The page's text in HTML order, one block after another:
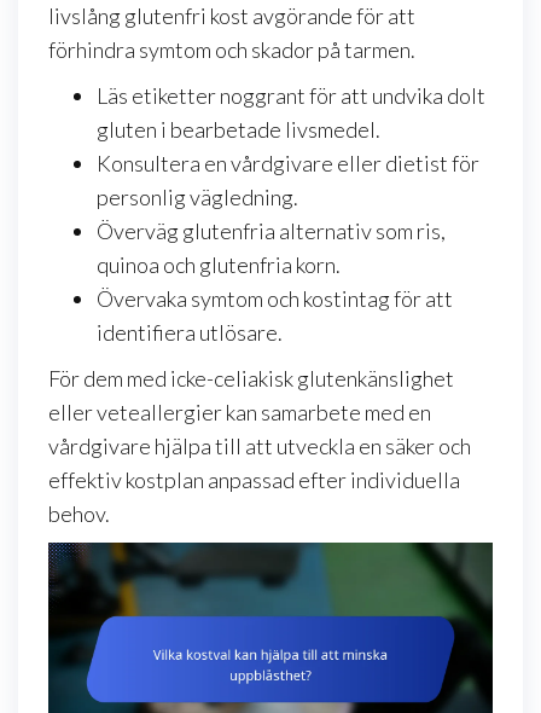
livslång glutenfri kost avgörande för att
förhindra symtom och skador på tarmen.
Läs etiketter noggrant för att undvika dolt
gluten i bearbetade livsmedel.
Konsultera en vårdgivare eller dietist för
personlig vägledning.
Överväg glutenfria alternativ som ris,
quinoa och glutenfria korn.
Övervaka symtom och kostintag för att
identifiera utlösare.
För dem med icke-celiakisk glutenkänslighet
eller veteallergier kan samarbete med en
vårdgivare hjälpa till att utveckla en säker och
effektiv kostplan anpassad efter individuella
behov.